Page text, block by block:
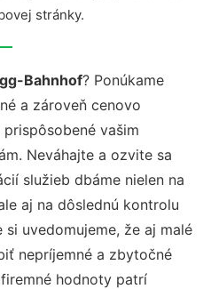
stránky.
Bahnhof? Ponúkame
a zároveň cenovo
vašim
Neváhajte a ozvite sa
služieb dbáme nielen na
aj na dôslednú kontrolu
uvedomujeme, že aj malé
nepríjemné a zbytočné
hodnoty patrí